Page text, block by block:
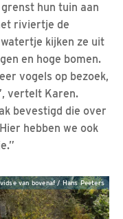
hun tuin aan
riviertje de
kijken ze uit
en hoge bomen.
vogels op bezoek,
vertelt Karen.
bevestigd die over
hebben we ook
van bovenaf / Hans Peeters